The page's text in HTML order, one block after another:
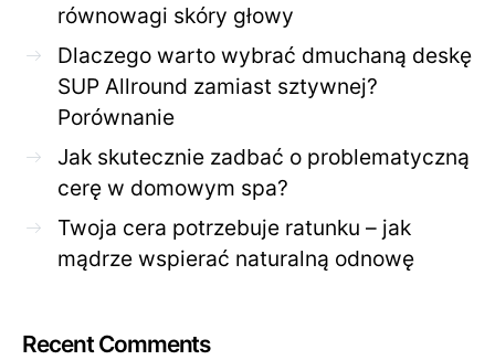
równowagi skóry głowy
Dlaczego warto wybrać dmuchaną deskę
SUP Allround zamiast sztywnej?
Porównanie
Jak skutecznie zadbać o problematyczną
cerę w domowym spa?
Twoja cera potrzebuje ratunku – jak
mądrze wspierać naturalną odnowę
Recent Comments